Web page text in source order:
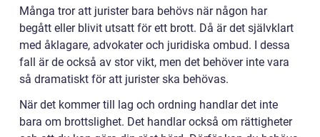
Många tror att jurister bara behövs när någon har
begått eller blivit utsatt för ett brott. Då är det självklart
med åklagare, advokater och juridiska ombud. I dessa
fall är de också av stor vikt, men det behöver inte vara
så dramatiskt för att jurister ska behövas.
När det kommer till lag och ordning handlar det inte
bara om brottslighet. Det handlar också om rättigheter